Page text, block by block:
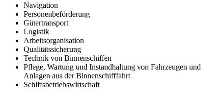
Navigation
Personenbeförderung
Gütertransport
Logistik
Arbeitsorganisation
Qualitätssicherung
Technik von Binnenschiffen
Pflege, Wartung und Instandhaltung von Fahrzeugen und
Anlagen aus der Binnenschifffahrt
Schiffsbetriebswirtschaft